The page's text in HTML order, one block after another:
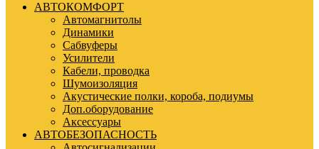
АВТОКОМФОРТ
Автомагнитолы
Динамики
Сабвуферы
Усилители
Кабели, проводка
Шумоизоляция
Акустические полки, короба, подиумы
Доп.оборудование
Аксессуары
АВТОБЕЗОПАСНОСТЬ